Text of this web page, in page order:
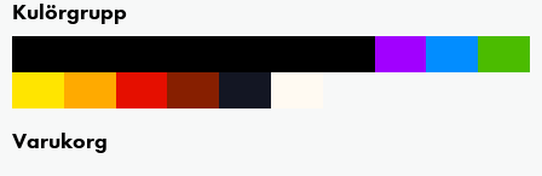
Kulörgrupp
Varukorg